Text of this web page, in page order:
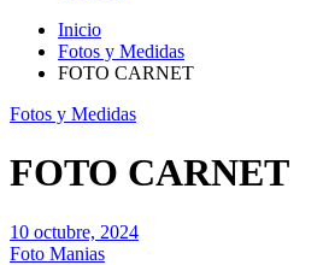
Inicio
Fotos y Medidas
FOTO CARNET
Fotos y Medidas
FOTO CARNET
10 octubre, 2024
Foto Manias